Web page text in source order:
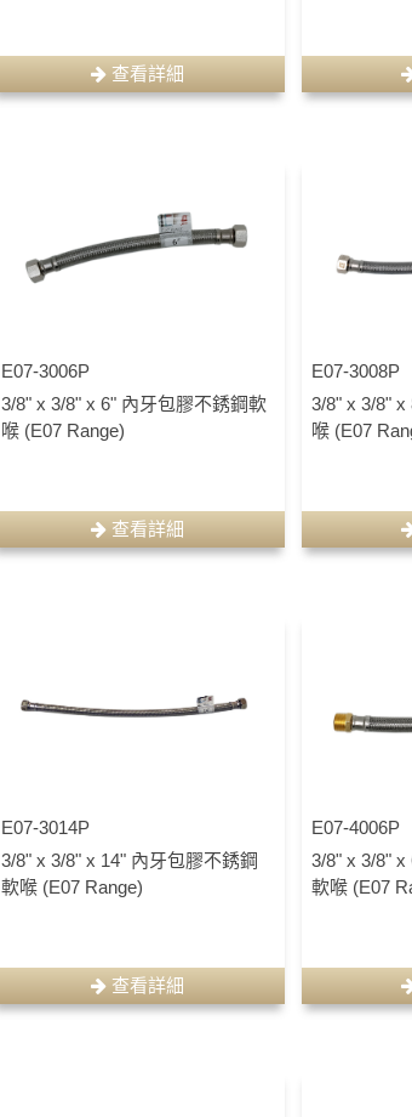
查看詳細
E07-3006P
3/8" x 3/8" x 6" 內牙包膠不銹鋼軟
喉 (E07 Range)
查看詳細
E07-3008P
3/8" x 3/8"
喉 (E07
E07-3014P
3/8" x 3/8" x 14" 內牙包膠不銹鋼
軟喉 (E07 Range)
查看詳細
E07-4006P
3/8" x 3/8" x
軟喉 (E07